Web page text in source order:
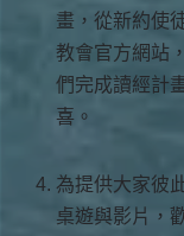
畫，從新約使
教會官方網站
們完成讀經計
喜。
為提供大家彼
桌遊與影片，